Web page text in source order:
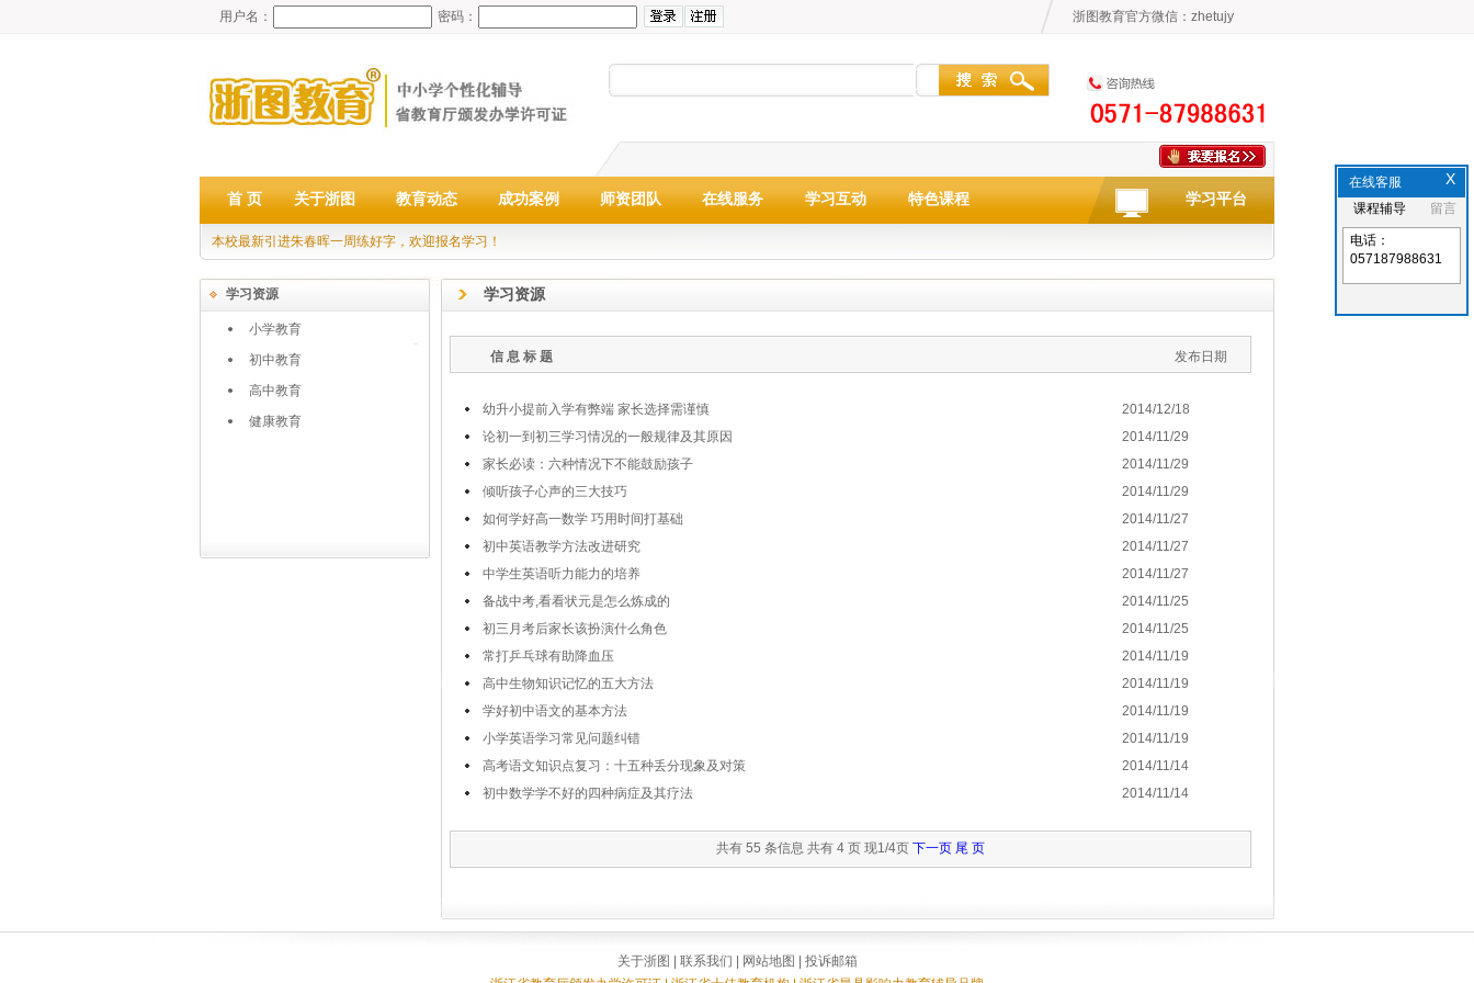
用户名： 密码： 浙图教育官方微信：zhetujy
首 页 关于浙图 教育动态 成功案例 师资团队 在线服务 学习互动 特色课程 学习平台
本校最新引进朱春晖一周练好字，欢迎报名学习！
学习资源
小学教育
初中教育
高中教育
健康教育
学习资源
信 息 标 题 发布日期
幼升小提前入学有弊端 家长选择需谨慎
2014/12/18
论初一到初三学习情况的一般规律及其原因
2014/11/29
家长必读：六种情况下不能鼓励孩子
2014/11/29
倾听孩子心声的三大技巧
2014/11/29
如何学好高一数学 巧用时间打基础
2014/11/27
初中英语教学方法改进研究
2014/11/27
中学生英语听力能力的培养
2014/11/27
备战中考,看看状元是怎么炼成的
2014/11/25
初三月考后家长该扮演什么角色
2014/11/25
常打乒乓球有助降血压
2014/11/19
高中生物知识记忆的五大方法
2014/11/19
学好初中语文的基本方法
2014/11/19
小学英语学习常见问题纠错
2014/11/19
高考语文知识点复习：十五种丢分现象及对策
2014/11/14
初中数学学不好的四种病症及其疗法
2014/11/14
共有 55 条信息 共有 4 页 现1/4页 下一页 尾 页
关于浙图 联系我们 网站地图
投诉邮箱
X
在线客服
留言
课程辅导
电话：
057187988631